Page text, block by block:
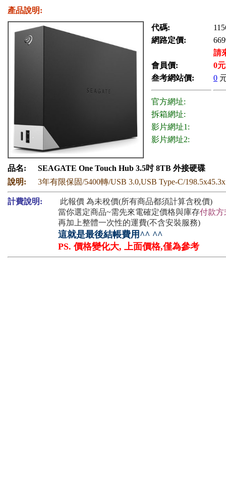
產品說明:
代碼:
網路定價:
請
會員價:
0
叁考網站價:
0
官方網址:
拆箱網址:
影片網址1:
影片網址2:
品名:
SEAGATE One Touch Hub 3.5吋 8TB 外接硬碟
說明:
3年有限保固/5400轉/USB 3.0,USB Type-C/
計費說明:
此報價 為未稅價(所有商品都須計算含稅價)
當你選定商品~需先來電確定價格與庫存付款方
再加上整體一次性的運費(不含安裝服務)
這就是最後結帳費用^^ ^^
PS. 價格變化大, 上面價格,僅為參考